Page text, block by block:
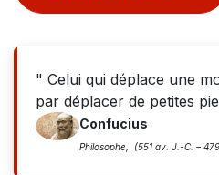
" Celui qui déplace une
par déplacer de petites
Confucius
Philosophe, (551 av. J.-C. –